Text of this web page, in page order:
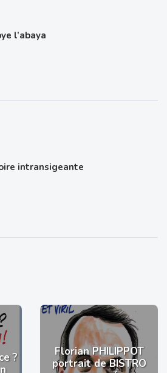
l’abaya
intransigeante
?
Florian PHILIPPOT
portrait de BISTRO